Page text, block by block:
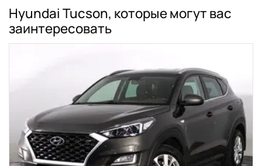
Hyundai Tucson, которые могут вас
заинтересовать